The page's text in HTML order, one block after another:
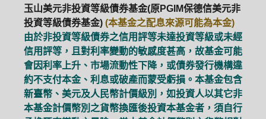
玉山美元非投資等級債券基金(原PGIM保德信美元非
投資等級債券基金) (本基金之配息來源可能為本金)
由於非投資等級債券之信用評等未達投資等級或未經
信用評等，且對利率變動的敏感度甚高，故基金可能
會因利率上升、市場流動性下降，或債券發行機構違
約不支付本金、利息或破產而蒙受虧損。本基金包含
新臺幣、美元及人民幣計價級別，如投資人以其它非
本基金計價幣別之貨幣換匯後投資本基金者，須自行